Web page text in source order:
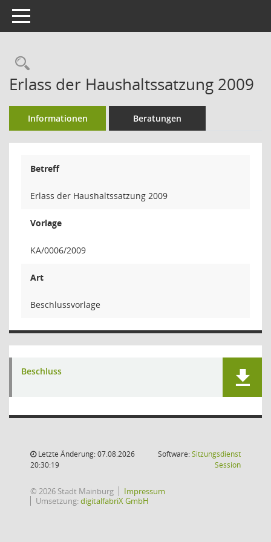
Toggle navigation
Rechercheauswahl
Erlass der Haushaltssatzung 2009
Informationen Beratungen
Betreff
Erlass der Haushaltssatzung 2009
Vorlage
KA/0006/2009
Art
Beschlussvorlage
Beschluss
Letzte Änderung: 07.08.2026
20:30:19
Software:Sitzungsdienst
Session(Wird in
© 2026 Stadt Mainburg
Impressum
Umsetzung:digitalfabriX GmbH